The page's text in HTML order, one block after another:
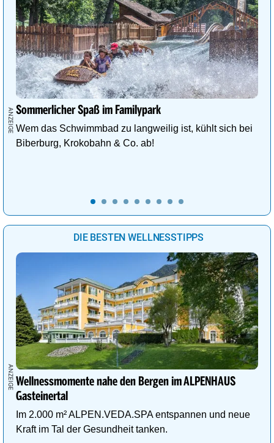
Sommerlicher Spaß im Familypark
Wem das Schwimmbad zu langweilig ist, kühlt sich bei
Biberburg, Krokobahn & Co. ab!
DIE BESTEN WELLNESSTIPPS
Wellnessmomente nahe den Bergen im ALPENHAUS
Gasteinertal
Im 2.000 m² ALPEN.VEDA.SPA entspannen und neue
Kraft im Tal der Gesundheit tanken.